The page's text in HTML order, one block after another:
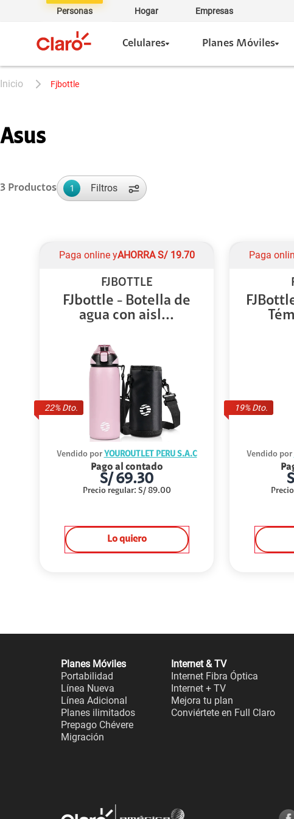
Personas Hogar Empresas
Celulares Planes Móviles
fjbottle
Asus
3 Productos 1 Filtros
22% Dto.
Paga online yAHORRA S/ 19.70
FJBOTTLE
FJbottle - Botella de
agua con aisl...
Vendido por YOUROUTLET PERU S.A.C
Pago al contado
S/ 69.30
Precio regular: S/ 89.00
Lo quiero
19% Dto.
Paga
Vendido por
Planes Móviles
Portabilidad
Línea Nueva
Línea Adicional
Planes ilimitados
Prepago Chévere
Migración
Internet & TV
Internet Fibra Óptica
Internet + TV
Mejora tu plan
Conviértete en Full Claro